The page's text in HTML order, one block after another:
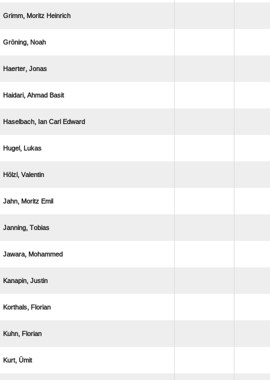
  
 
 
  
   
 
 
  
 
 
 
 
 
 